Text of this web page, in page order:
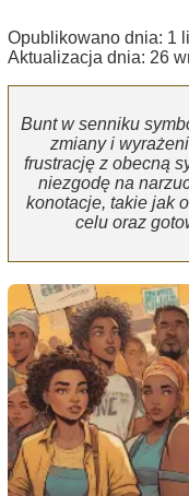
Opublikowano dnia: 1
Aktualizacja dnia: 26
Bunt w senniku
zmiany i
frustrację z obecną
niezgodę na
konotacje, takie jak
celu oraz